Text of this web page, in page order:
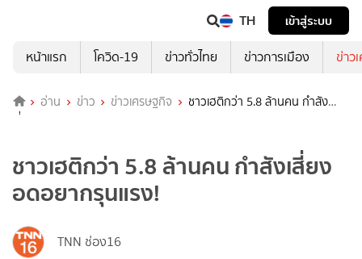
TH
เข้าสู่ระบบ
หน้าแรก
โควิด-19 ข่าวทั่วไทย ข่าวการเมือง ข่าว
อ่าน ข่าว ข่าวเศรษฐกิจ
ชาวเฮติกว่า 5.8 ล้านคน กำสัง
เสี่ยงอดอยากรุนแรง!
ชาวเฮติกว่า 5.8 ล้านคน กำสังเสี่ยง
อดอยากรุนแรง!
TNN ช่อง16